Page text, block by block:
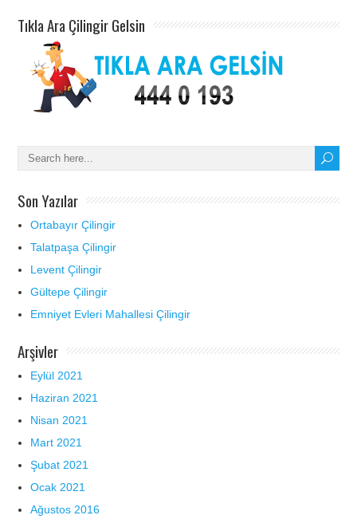
Tıkla Ara Çilingir Gelsin
Son Yazılar
Ortabayır Çilingir
Talatpaşa Çilingir
Levent Çilingir
Gültepe Çilingir
Emniyet Evleri Mahallesi Çilingir
Arşivler
Eylül 2021
Haziran 2021
Nisan 2021
Mart 2021
Şubat 2021
Ocak 2021
Ağustos 2016